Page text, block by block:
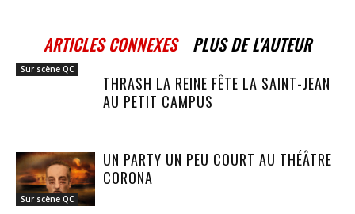
ARTICLES CONNEXES PLUS DE L'AUTEUR
Sur scène QC
THRASH LA REINE FÊTE LA SAINT-JEAN
AU PETIT CAMPUS
Sur scène QC
UN PARTY UN PEU COURT AU THÉÂTRE
CORONA